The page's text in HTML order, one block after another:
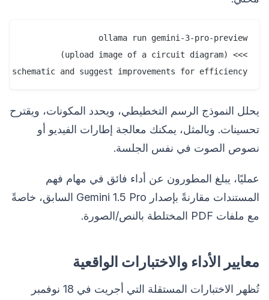
schematic and suggest improvements for efficiency.
يحلل النموذج الرسم التخطيطي، ويحدد المكونات، ويقترح
تحسينات. وبالمثل، يمكنك معالجة إطارات الفيديو أو
نصوص الصوت في نفس الجلسة.
عمليًا، يبلغ المطورون عن أداء فائق في مهام فهم
المستندات مقارنةً بإصدار Gemini 1.5 Pro السابق، خاصةً
مع ملفات PDF المختلطة بالنص/الصورة.
معايير الأداء والاختبارات الواقعية
تُظهر الاختبارات المستقلة التي أجريت في 18 نوفمبر